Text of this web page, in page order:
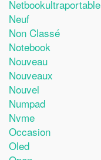
Netbookultraportable
Neuf
Non Classé
Notebook
Nouveau
Nouveaux
Nouvel
Numpad
Nvme
Occasion
Oled